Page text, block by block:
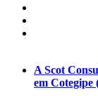
A Scot
em Cotegipe